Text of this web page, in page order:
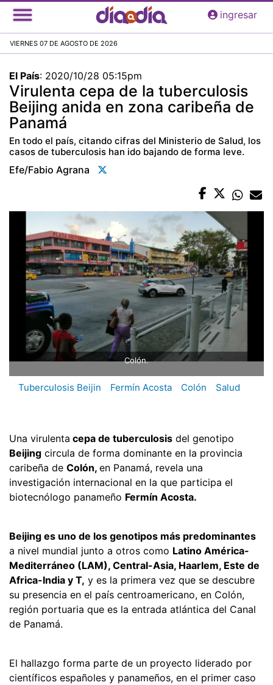
Pasar
al
principal
ingresar
VIERNES 07 DE AGOSTO DE 2026
El País: 2020/10/28 05:15pm
Virulenta cepa de la tuberculosis
Beijing anida en zona caribeña de
Panamá
En todo el país, citando cifras del Ministerio de Salud, los
casos de tuberculosis han ido bajando de forma leve.
Efe/fabio Agrana
Colón.
Tuberculosis Beijin Fermín Acosta Colón Salud
Una virulenta cepa de tuberculosis del genotipo
Beijing circula de forma dominante en la provincia
caribeña de Colón, en Panamá, revela una
investigación internacional en la que participa el
biotecnólogo panameño Fermín Acosta.
Beijing es uno de los genotipos más predominantes
a nivel mundial junto a otros como Latino América-
Mediterráneo (LAM), Central-Asia, Haarlem, Este de
Africa-India y T, y es la primera vez que se descubre
su presencia en el país centroamericano, en Colón,
región portuaria que es la entrada atlántica del Canal
de Panamá.
El hallazgo forma parte de un proyecto liderado por
científicos españoles y panameños, en el primer caso